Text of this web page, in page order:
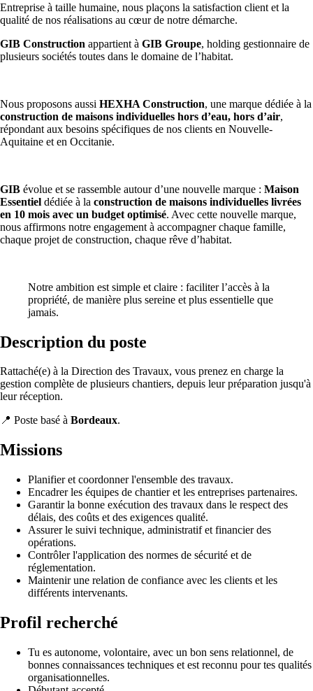
Entreprise à taille humaine, nous plaçons la satisfaction client et la
qualité de nos réalisations au cœur de notre démarche.
GIB Construction appartient à GIB Groupe, holding gestionnaire de
plusieurs sociétés toutes dans le domaine de l’habitat.
Nous proposons aussi HEXHA Construction, une marque dédiée à la
construction de maisons individuelles hors d’eau, hors d’air,
répondant aux besoins spécifiques de nos clients en Nouvelle-
Aquitaine et en Occitanie.
GIB évolue et se rassemble autour d’une nouvelle marque : Maison
Essentiel dédiée à la construction de maisons individuelles livrées
en 10 mois avec un budget optimisé. Avec cette nouvelle marque,
nous affirmons notre engagement à accompagner chaque famille,
chaque projet de construction, chaque rêve d’habitat.
Notre ambition est simple et claire : faciliter l’accès à la
propriété, de manière plus sereine et plus essentielle que
jamais.
Description du poste
Rattaché(e) à la Direction des Travaux, vous prenez en charge la
gestion complète de plusieurs chantiers, depuis leur préparation jusqu'à
leur réception.
📍 Poste basé à Bordeaux.
Missions
Planifier et coordonner l'ensemble des travaux.
Encadrer les équipes de chantier et les entreprises partenaires.
Garantir la bonne exécution des travaux dans le respect des
délais, des coûts et des exigences qualité.
Assurer le suivi technique, administratif et financier des
opérations.
Contrôler l'application des normes de sécurité et de
réglementation.
Maintenir une relation de confiance avec les clients et les
différents intervenants.
Profil recherché
Tu es autonome, volontaire, avec un bon sens relationnel, de
bonnes connaissances techniques et est reconnu pour tes qualités
organisationnelles.